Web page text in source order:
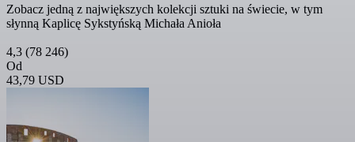
Zobacz jedną z największych kolekcji sztuki na świecie, w tym
słynną Kaplicę Sykstyńską Michała Anioła
4,3 (78 246)
Od
43,79 USD